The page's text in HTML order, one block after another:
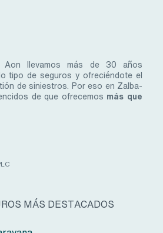
Aon llevamos más de 30 años
tipo de seguros y ofreciéndote el
de siniestros. Por eso en Zalba-
de que ofrecemos
más que